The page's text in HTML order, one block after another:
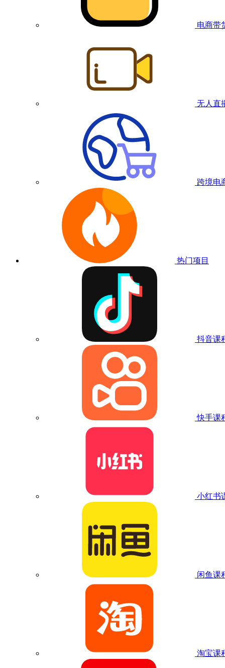
电商带
无人直
跨境电
热门项目
抖音课
快手课
小红书
闲鱼课
淘宝课